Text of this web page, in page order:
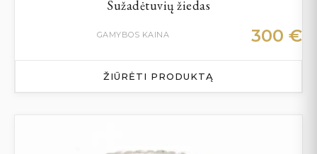
Sužadėtuvių žiedas
GAMYBOS KAINA 300 €
ŽIŪRĖTI PRODUKTĄ